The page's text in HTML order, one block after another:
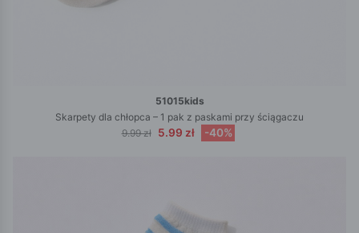
51015kids
Skarpety dla chłopca – 1 pak z paskami przy ściągaczu
9.99 zł
5.99 zł -40%